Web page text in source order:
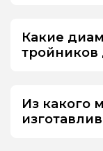
Какие
тройников
Из какого